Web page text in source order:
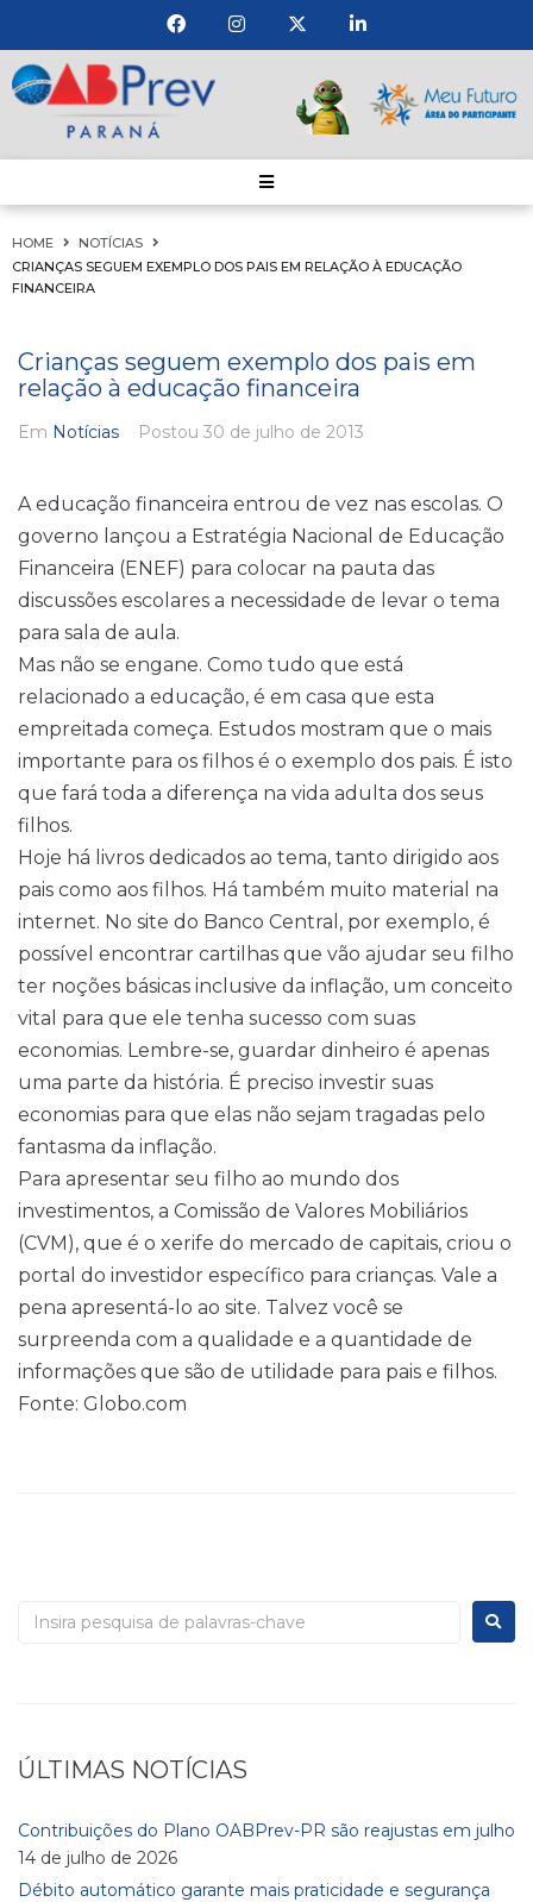
HOME
NOTÍCIAS
CRIANÇAS SEGUEM EXEMPLO DOS PAIS EM RELAÇÃO À EDUCAÇÃO
FINANCEIRA
Crianças seguem exemplo dos pais em
relação à educação financeira
Em Notícias Postou 30 de julho de 2013
A educação financeira entrou de vez nas escolas. O
governo lançou a Estratégia Nacional de Educação
Financeira (ENEF) para colocar na pauta das
discussões escolares a necessidade de levar o tema
para sala de aula.
Mas não se engane. Como tudo que está
relacionado a educação, é em casa que esta
empreitada começa. Estudos mostram que o mais
importante para os filhos é o exemplo dos pais. É isto
que fará toda a diferença na vida adulta dos seus
filhos.
Hoje há livros dedicados ao tema, tanto dirigido aos
pais como aos filhos. Há também muito material na
internet. No site do Banco Central, por exemplo, é
possível encontrar cartilhas que vão ajudar seu filho
ter noções básicas inclusive da inflação, um conceito
vital para que ele tenha sucesso com suas
economias. Lembre-se, guardar dinheiro é apenas
uma parte da história. É preciso investir suas
economias para que elas não sejam tragadas pelo
fantasma da inflação.
Para apresentar seu filho ao mundo dos
investimentos, a Comissão de Valores Mobiliários
(CVM), que é o xerife do mercado de capitais, criou o
portal do investidor específico para crianças. Vale a
pena apresentá-lo ao site. Talvez você se
surpreenda com a qualidade e a quantidade de
informações que são de utilidade para pais e filhos.
Fonte: Globo.com
ÚLTIMAS NOTÍCIAS
Contribuições do Plano OABPrev-PR são reajustas em julho
14 de julho de 2026
Débito automático garante mais praticidade e segurança